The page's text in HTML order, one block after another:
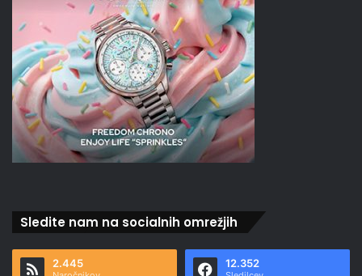
Sledite nam na socialnih omrežjih
2.445 12.352